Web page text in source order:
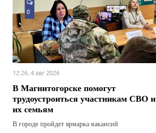
0
12:26, 4 авг 2026
В Магнитогорске помогут
трудоустроиться участникам СВО и
их семьям
В городе пройдет ярмарка вакансий